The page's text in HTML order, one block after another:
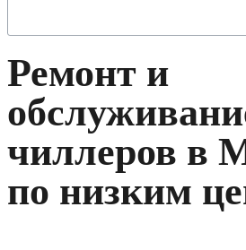
Ремонт и
чиллеров в
по низким